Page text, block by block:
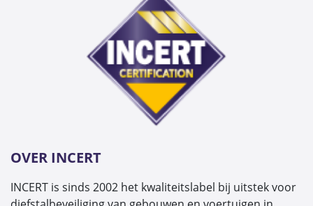
OVER INCERT
INCERT is sinds 2002 het kwaliteitslabel bij uitstek voor